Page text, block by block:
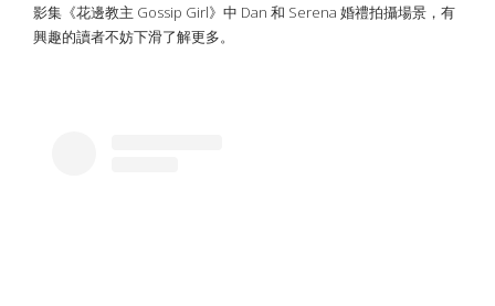
影集《花邊教主 Gossip Girl》中 Dan 和 Serena 婚禮拍攝場景，有
興趣的讀者不妨下滑了解更多。